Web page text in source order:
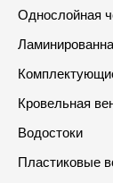
Однослойная
Кровельная
Водостоки
Пластиковые